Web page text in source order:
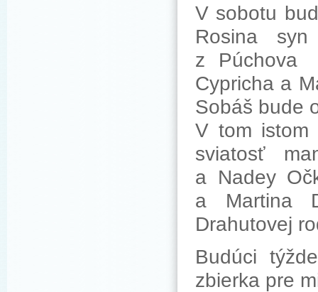
V sobotu
Rosina
z Púchova
Cypricha a
Sobáš bude
V tom istom
sviatosť
a Nadey
a Martina
Drahutovej
Budúci
zbierka pre